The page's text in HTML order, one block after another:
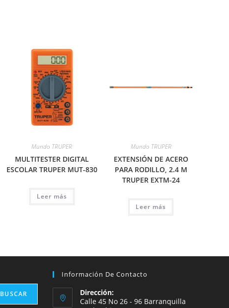
Mundo TRUPER
MULTITESTER DIGITAL
ESCOLAR TRUPER MUT-830
Leer más
Mundo TRUPER
EXTENSIÓN DE ACERO
PARA RODILLO, 2.4 M
TRUPER EXTM-24
Leer más
BUSCAR
Información De Contacto
Dirección:
Calle 45 No 26 - 96 Barranquilla